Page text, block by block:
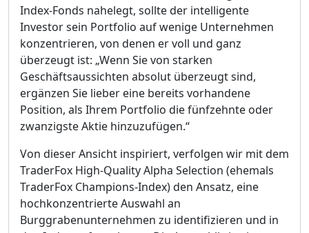
Index-Fonds nahelegt, sollte der intelligente
Investor sein Portfolio auf wenige Unternehmen
konzentrieren, von denen er voll und ganz
überzeugt ist: „Wenn Sie von starken
Geschäftsaussichten absolut überzeugt sind,
ergänzen Sie lieber eine bereits vorhandene
Position, als Ihrem Portfolio die fünfzehnte oder
zwanzigste Aktie hinzuzufügen.“
Von dieser Ansicht inspiriert, verfolgen wir mit dem
TraderFox High-Quality Alpha Selection (ehemals
TraderFox Champions-Index) den Ansatz, eine
hochkonzentrierte Auswahl an
Burggrabenunternehmen zu identifizieren und in